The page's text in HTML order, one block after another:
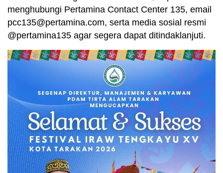
menghubungi Pertamina Contact Center 135, email
pcc135@pertamina.com, serta media sosial resmi
@pertamina135 agar segera dapat ditindaklanjuti.